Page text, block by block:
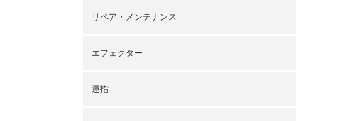
リペア・メンテナンス
エフェクター
運指